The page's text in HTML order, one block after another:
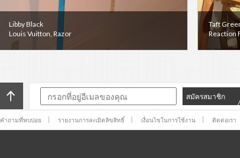
Libby Black
Louis Vuitton, Razor
Taft
Reaction
สมัครสมาชิก
คำถามที่พบบ่อย รายงานการละเมิดลิขสิทธิ์ เงื่อนไขในการใช้งาน ติดต่อเรา